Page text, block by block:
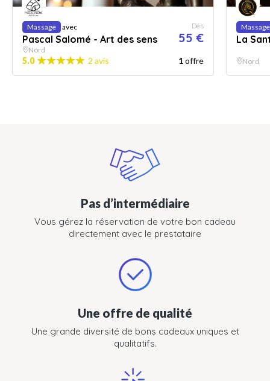
Massage avec
Pascal Salomé - Art des sens
Dès
55 €
Nord
5.0 2 avis 1offre
Massage
La
Nord
Pas d’intermédiaire
Vous gérez la réservation de votre bon cadeau
directement avec le prestataire
Une offre de qualité
Une grande diversité de bons cadeaux uniques et
qualitatifs.